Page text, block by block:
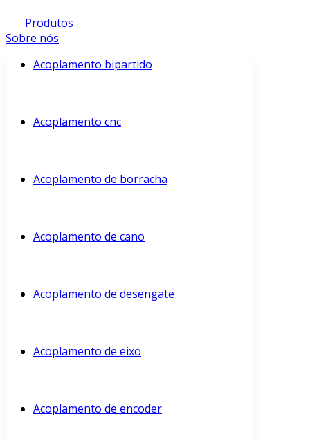
Produtos
Sobre nós
Acoplamento bipartido
Acoplamento cnc
Acoplamento de borracha
Acoplamento de cano
Acoplamento de desengate
Acoplamento de eixo
Acoplamento de encoder